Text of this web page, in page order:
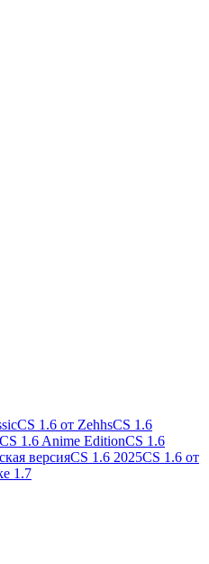
CS 1.6 от ZehhsCS 1.6
1.6 Anime EditionCS 1.6
версияCS 1.6 2025CS 1.6 от
1.7